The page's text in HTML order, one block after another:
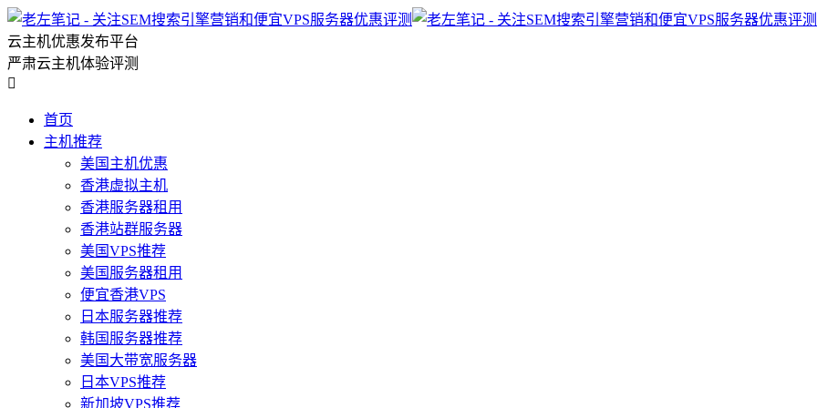
云主机优惠发布平台
严肃云主机体验评测

首页
主机推荐
美国主机优惠
香港虚拟主机
香港服务器租用
香港站群服务器
美国VPS推荐
美国服务器租用
便宜香港VPS
日本服务器推荐
韩国服务器推荐
美国大带宽服务器
日本VPS推荐
新加坡VPS推荐